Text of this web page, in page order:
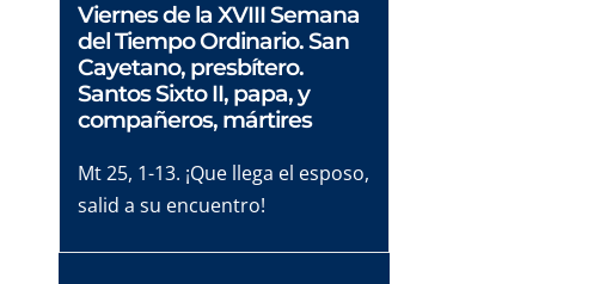
Viernes de la XVIII Semana
del Tiempo Ordinario. San
Cayetano, presbítero.
Santos Sixto II, papa, y
compañeros, mártires
Mt 25, 1-13. ¡Que llega el esposo,
salid a su encuentro!